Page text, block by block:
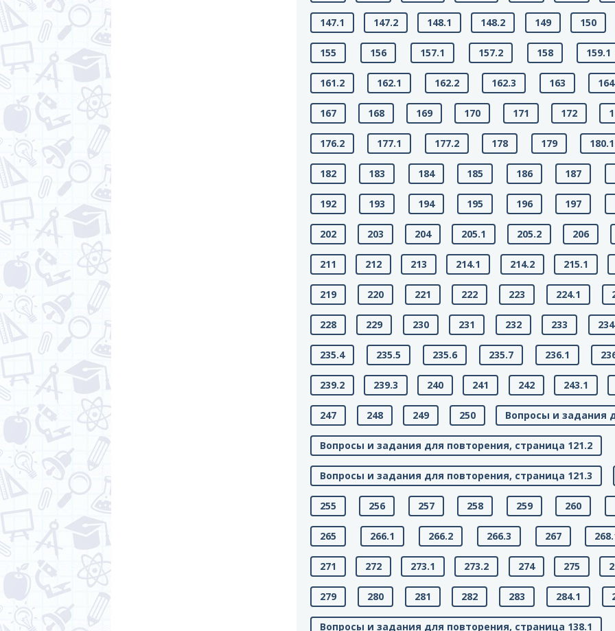
147.1 147.2 148.1 148.2 149 150
155 156 157.1 157.2 158 159.1
161.2 162.1 162.2 162.3 163 164
167 168 169 170 171 172
176.2 177.1 177.2 178 179 180.1
182 183 184 185 186 187
192 193 194 195 196 197
202 203 204 205.1 205.2 206
211 212 213 214.1 214.2 215.1
219 220 221 222 223 224.1
228 229 230 231 232 233 234
235.4 235.5 235.6 235.7 236.1
239.2 239.3 240 241 242 243.1
247 248 249 250 Вопросы и задания
Вопросы и задания для повторения, страница 121.2
Вопросы и задания для повторения, страница 121.3
255 256 257 258 259 260
265 266.1 266.2 266.3 267
271 272 273.1 273.2 274 275
279 280 281 282 283 284.1
Вопросы и задания для повторения, страница 138.1